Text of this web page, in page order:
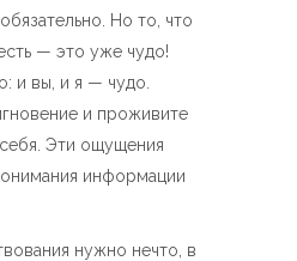
Но то, что
— это уже чудо!
и вы, и я — чудо.
и проживите
Эти ощущения
информации
нужно нечто, в